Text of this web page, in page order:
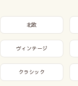
北欧
ヴィンテージ
クラシック